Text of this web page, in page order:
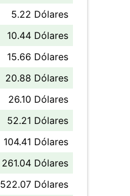
5.22 Dólares
10.44 Dólares
15.66 Dólares
20.88 Dólares
26.10 Dólares
52.21 Dólares
104.41 Dólares
261.04 Dólares
522.07 Dólares